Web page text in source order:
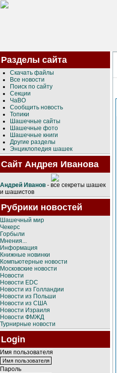
Разделы сайта
Скачать файлы
Все новости
Поиск по сайту
Секции
ЧаВО
Сообщить новость
Топики
Шашечные сайты
Шашечные фото
Шашечные книги
Другие разделы
Энциклопедия шашек
Сайт Андрея Иванова
Андрей Иванов - все секреты шашек
и шашистов
Рубрики новостей
Шашечный мир
Чекерс
Горбыли
Мнения...
Информация
Книжные новинки
Компьютерные новости
Московские новости
Новости
Новости EDC
Новости из Голландии
Новости из Польши
Новости из США
Новости Израиля
Новости ФМЖД
Турнирные новости
Login
Имя пользователя
Пароль